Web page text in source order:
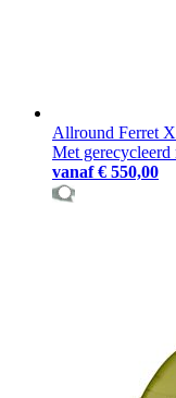
Allround Ferret
Met gerecycleerd
vanaf € 550,00